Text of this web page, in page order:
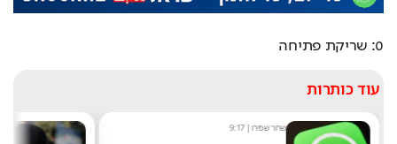
0: שריקת פתיחה
עוד כותרות
שחר שפירו |
9:17